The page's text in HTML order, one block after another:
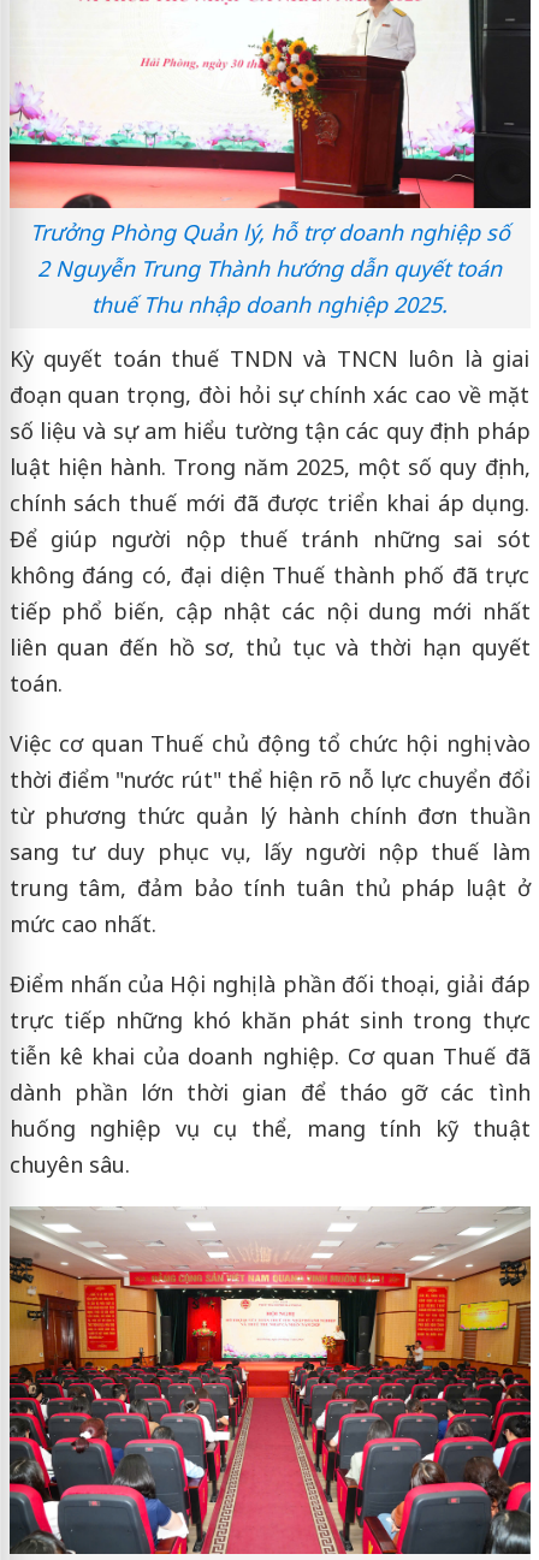
Trưởng Phòng Quản lý, hỗ trợ doanh nghiệp số
2 Nguyễn Trung Thành hướng dẫn quyết toán
thuế Thu nhập doanh nghiệp 2025.
Kỳ quyết toán thuế TNDN và TNCN luôn là giai
đoạn quan trọng, đòi hỏi sự chính xác cao về mặt
số liệu và sự am hiểu tường tận các quy định pháp
luật hiện hành. Trong năm 2025, một số quy định,
chính sách thuế mới đã được triển khai áp dụng.
Để giúp người nộp thuế tránh những sai sót
không đáng có, đại diện Thuế thành phố đã trực
tiếp phổ biến, cập nhật các nội dung mới nhất
liên quan đến hồ sơ, thủ tục và thời hạn quyết
toán.
Việc cơ quan Thuế chủ động tổ chức hội nghị vào
thời điểm "nước rút" thể hiện rõ nỗ lực chuyển đổi
từ phương thức quản lý hành chính đơn thuần
sang tư duy phục vụ, lấy người nộp thuế làm
trung tâm, đảm bảo tính tuân thủ pháp luật ở
mức cao nhất.
Điểm nhấn của Hội nghị là phần đối thoại, giải đáp
trực tiếp những khó khăn phát sinh trong thực
tiễn kê khai của doanh nghiệp. Cơ quan Thuế đã
dành phần lớn thời gian để tháo gỡ các tình
huống nghiệp vụ cụ thể, mang tính kỹ thuật
chuyên sâu.